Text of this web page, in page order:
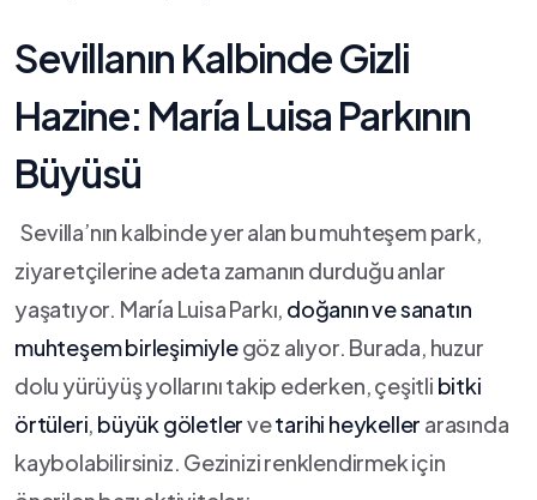
Sevillanın Kalbinde Gizli
Hazine: María Luisa Parkının ​
Büyüsü
‌ ⁤ Sevilla’nın kalbinde⁣ yer⁣ alan bu muhteşem park,
‍ziyaretçilerine adeta zamanın‌ durduğu anlar
yaşatıyor. María Luisa Parkı, doğanın ve sanatın
muhteşem birleşimiylegöz alıyor. Burada, huzur
dolu ‍yürüyüş ⁤yollarını ‍takip ederken,‍ çeşitli bitki
örtüleri, büyük ‌göletlervetarihi heykeller arasında
kaybolabilirsiniz. ⁤Gezinizi renklendirmek için